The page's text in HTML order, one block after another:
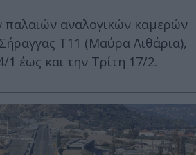
παλαιών αναλογικών καμερών
Τ11 (Μαύρα Λιθάρια),
1 έως και την Τρίτη 17/2.